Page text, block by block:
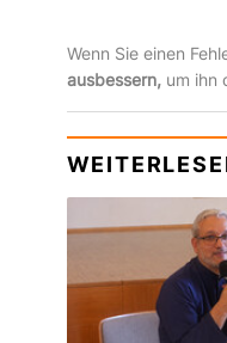
Wenn Sie einen
ausbessern,um ihn